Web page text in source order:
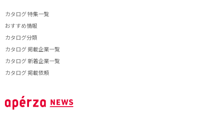
カタログ 特集一覧
おすすめ情報
カタログ分類
カタログ 掲載企業一覧
カタログ 新着企業一覧
カタログ 掲載依頼